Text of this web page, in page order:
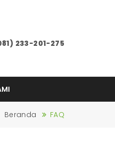
233-201-275
Beranda FAQ